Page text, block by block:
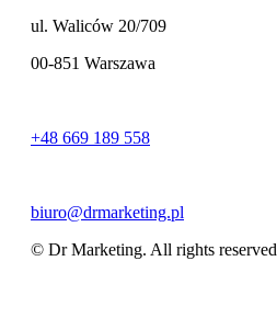
ul. Waliców 20/709
00-851 Warszawa
+48 669 189 558
biuro@drmarketing.pl
© Dr Marketing. All rights reserved